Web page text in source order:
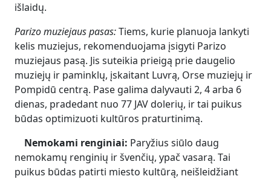
išlaidų.
Parizo muziejaus pasas:Tiems, kurie planuoja lankyti
kelis muziejus, rekomenduojama įsigyti Parizo
muziejaus pasą. Jis suteikia prieigą prie daugelio
muziejų ir paminklų, įskaitant Luvrą, Orse muziejų ir
Pompidū centrą. Pase galima dalyvauti 2, 4 arba 6
dienas, pradedant nuo 77 JAV dolerių, ir tai puikus
būdas optimizuoti kultūros praturtinimą.
Nemokami renginiai: Paryžius siūlo daug
nemokamų renginių ir švenčių, ypač vasarą. Tai
puikus būdas patirti miesto kultūrą, neišleidžiant